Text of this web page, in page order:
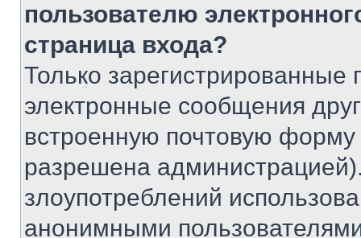
пользователю
страница входа?
Только зарегистрированные
электронные сообщения
встроенную почтовую
разрешена
злоупотреблений
анонимными